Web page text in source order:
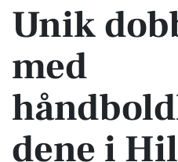
Unik
med
dene i